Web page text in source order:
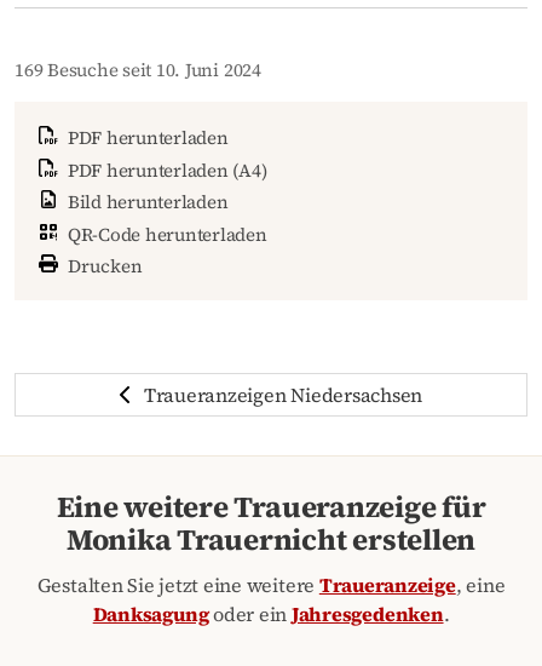
169 Besuche seit 10. Juni 2024
PDF herunterladen
PDF herunterladen (A4)
Bild herunterladen
QR-Code herunterladen
Drucken
Traueranzeigen Niedersachsen
Eine weitere Traueranzeige für
Monika Trauernicht erstellen
Gestalten Sie jetzt eine weitere Traueranzeige, eine
Danksagungoder einJahresgedenken.